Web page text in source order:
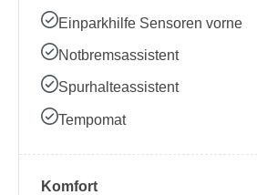
Einparkhilfe Sensoren vorne
Notbremsassistent
Spurhalteassistent
Tempomat
Komfort